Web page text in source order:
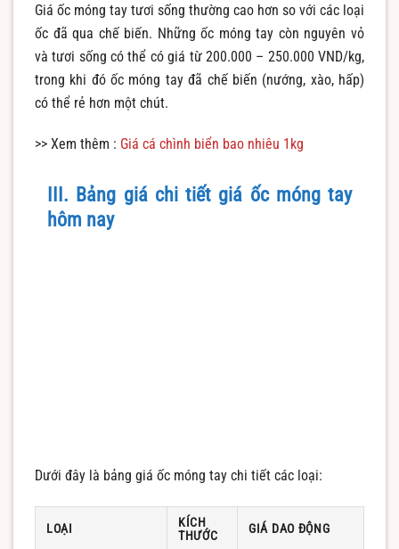
Giá ốc móng tay tươi sống thường cao hơn so với các loại
ốc đã qua chế biến. Những ốc móng tay còn nguyên vỏ
và tươi sống có thể có giá từ 200.000 – 250.000 VND/kg,
trong khi đó ốc móng tay đã chế biến (nướng, xào, hấp)
có thể rẻ hơn một chút.
>> Xem thêm : Giá cá chình biển bao nhiêu 1kg
III. Bảng giá chi tiết giá ốc móng tay
hôm nay
Dưới đây là bảng giá ốc móng tay chi tiết các loại:
LOẠI
KÍCH
THƯỚC
GIÁ DAO ĐỘNG